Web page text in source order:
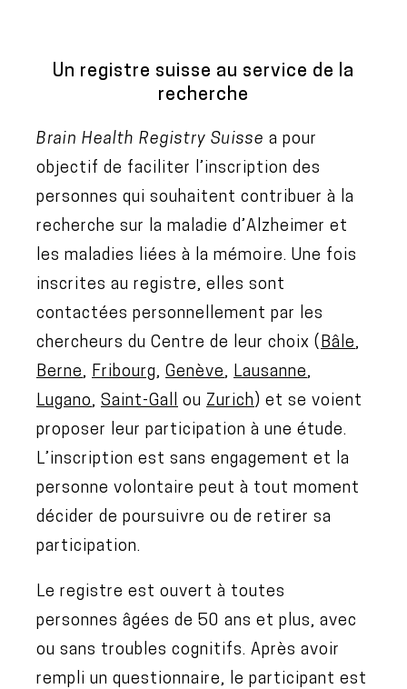
Un registre suisse au service de la
recherche
Brain Health Registry Suisse a pour
objectif de faciliter l’inscription des
personnes qui souhaitent contribuer à la
recherche sur la maladie d’Alzheimer et
les maladies liées à la mémoire. Une fois
inscrites au registre, elles sont
contactées personnellement par les
chercheurs du Centre de leur choix ( Bâle,
Berne, Fribourg, Genève, Lausanne,
Lugano, Saint-Gall ou Zurich) et se voient
proposer leur participation à une étude.
L’inscription est sans engagement et la
personne volontaire peut à tout moment
décider de poursuivre ou de retirer sa
participation.
Le registre est ouvert à toutes
personnes âgées de 50 ans et plus, avec
ou sans troubles cognitifs. Après avoir
rempli un questionnaire, le participant est